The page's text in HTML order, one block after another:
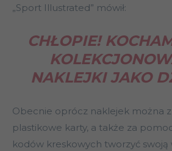
„Sport Illustrated” mówił:
CHŁOPIE!
NAKLEJKI JAKO
Obecnie oprócz naklejek można
plastikowe karty, a także za
kodów kreskowych tworzyć swoją